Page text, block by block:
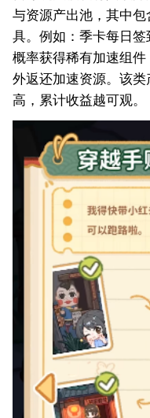
与资源产出池，其中
具。例如：季卡每日
概率获得稀有加速组
外返还加速资源。该
高，累计收益越可观。